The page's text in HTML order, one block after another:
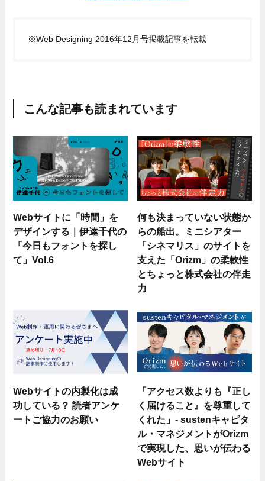
※Web Designing 2016年12月号掲載記事を転載
こんな記事も読まれています
Webサイトに「時間」を
デザインする｜伊達千代の
「今日もフォントを探し
て」Vol.6
何も決まっていない状態か
らの船出。ミニシアター
「シネマリス」のサイトを
支えた「Orizm」の柔軟性
とちょっと株式会社の伴走
力
Webサイトの内製化は成
功している？ 読者アンケ
ートご協力のお願い
「アクセス数よりも『正し
く届けること』を尊重して
くれた」- sustenキャピタ
ル・マネジメントがOrizm
で実現した、思いが伝わる
Webサイト